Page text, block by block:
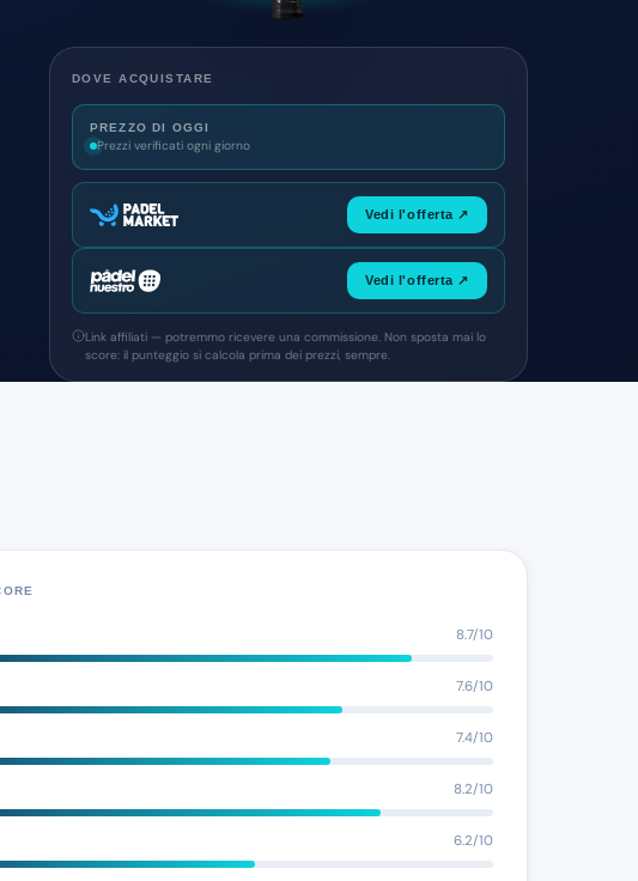
DOVE ACQUISTARE
PREZZO DI OGGI
Prezzi verificati ogni giorno
Vedi l'offerta ↗
Vedi l'offerta ↗
Link affiliati — potremmo ricevere una commissione. Non sposta mai lo
score: il punteggio si calcola prima dei prezzi, sempre.
8.7/10
7.6/10
7.4/10
8.2/10
6.2/10